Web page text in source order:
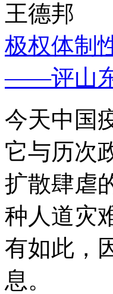
王德邦
极权体制
——评山
今天中国
它与历次
扩散肆虐
种人道灾
有如此，
息。